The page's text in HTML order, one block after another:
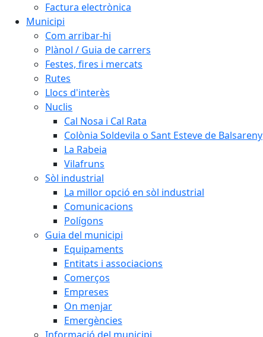
Factura electrònica
Municipi
Com arribar-hi
Plànol / Guia de carrers
Festes, fires i mercats
Rutes
Llocs d'interès
Nuclis
Cal Nosa i Cal Rata
Colònia Soldevila o Sant Esteve de Balsareny
La Rabeia
Vilafruns
Sòl industrial
La millor opció en sòl industrial
Comunicacions
Polígons
Guia del municipi
Equipaments
Entitats i associacions
Comerços
Empreses
On menjar
Emergències